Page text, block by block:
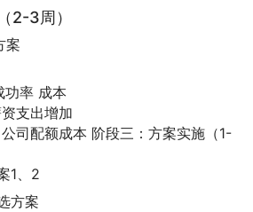
2-3周）
案
功率 成本
支出增加
司配额成本 阶段三：方案实施（1-
1、2
方案